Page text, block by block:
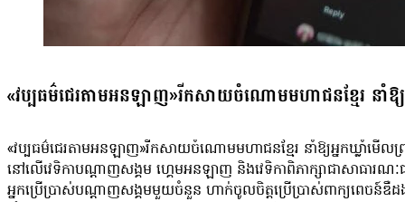
«វប្បធម៌ជេរតាមអនឡាញ»រីកសាយចំណោមមហាជនខ្មែរ នាំឱ្យ
«វប្បធម៌ជេរតាមអនឡាញ»រីកសាយចំណោមមហាជនខ្មែរ នាំឱ្យអ្នកឃ្លាំមើល
នៅលើវេទិកាបណ្តាញសង្គម ហ្គេម​អនឡាញ និងវេទិកាពិភាក្សាជាសាធារណ
អ្នកប្រើប្រាស់បណ្តាញសង្គមមួយចំនួន ហាក់ចូលចិត្តប្រើប្រាស់ពាក្យពេចន៍ឌឺ